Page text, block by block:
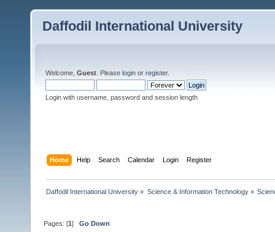
Daffodil International University
Welcome, Guest . Please login or register.
Login with username, password and session length
Home Help Search Calendar Login Register
Daffodil International University » Science & Information Technology»
Pages: [1]Go Down